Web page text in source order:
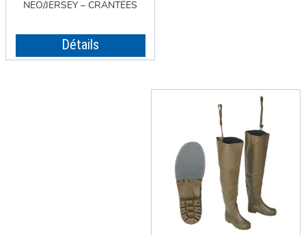
NEO/JERSEY – CRANTÉES
Détails